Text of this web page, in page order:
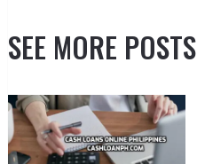
SEE MORE POSTS